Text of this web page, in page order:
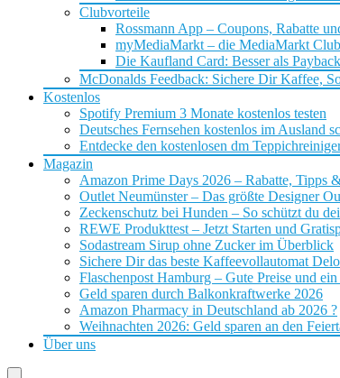
Clubvorteile
Rossmann App – Coupons, Rabatte
myMediaMarkt – die MediaMarkt
Die Kaufland Card: Besser als
McDonalds Feedback: Sichere Dir Kaffee,
Kostenlos
Spotify Premium 3 Monate kostenlos testen
Deutsches Fernsehen kostenlos im Ausland
Entdecke den kostenlosen dm
Magazin
Amazon Prime Days 2026 – Rabatte, Tipps
Outlet Neumünster – Das größte Designer
Zeckenschutz bei Hunden – So schützt du
REWE Produkttest – Jetzt Starten und
Sodastream Sirup ohne Zucker im Überblick
Sichere Dir das beste Kaffeevollautomat
Flaschenpost Hamburg – Gute Preise und
Geld sparen durch Balkonkraftwerke 2026
Amazon Pharmacy in Deutschland ab 2026 ?
Weihnachten 2026: Geld sparen an den
Über uns